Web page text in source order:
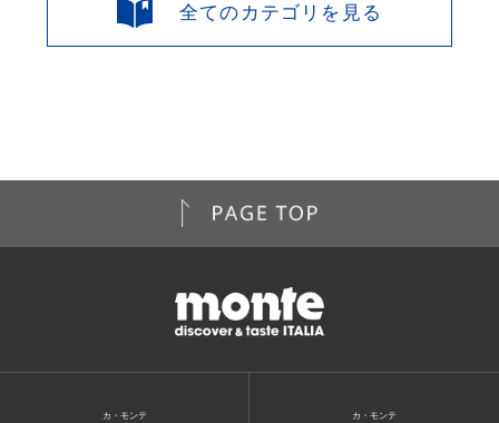
全てのカテゴリを見る
カ・モンテ カ・モンテ